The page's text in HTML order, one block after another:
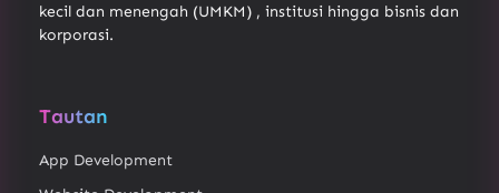
kecil dan menengah (UMKM) , institusi hingga bisnis dan
korporasi.
Tautan
App Development